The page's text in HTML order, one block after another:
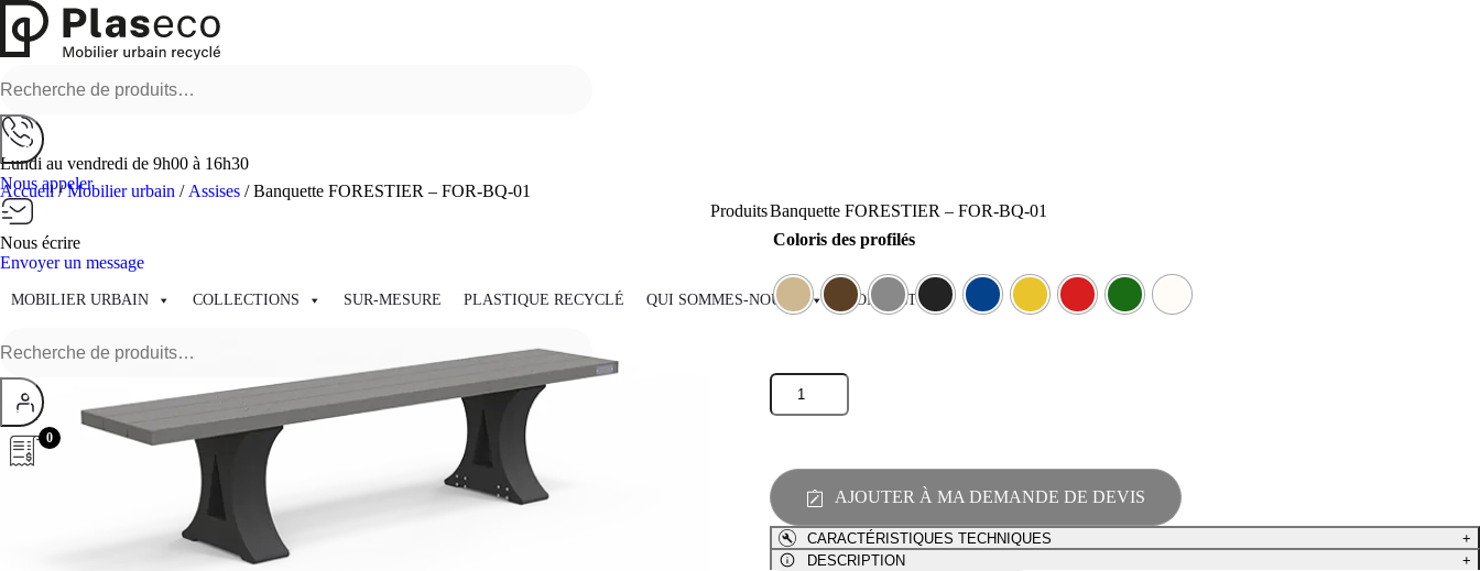
pour :
Lundi au vendredi de 9h00 à 16h30
Nous appeler
Nous écrire
Envoyer un message
MOBILIER URBAIN COLLECTIONS SUR-MESURE PLASTIQUE RECYCLÉ QUI SOMMES-NOUS ? CONTACT
pour :
0
Accueil/Mobilier urbain / Assises / Banquette FORESTIER – FOR-BQ-01
Banquette FORESTIER – FOR-BQ-01
Coloris des profilés
quantité
Banquette
FOR-
BQ-
01
AJOUTER À MA DEMANDE DE DEVIS
CARACTÉRISTIQUES TECHNIQUES
+
DESCRIPTION
+
Produits